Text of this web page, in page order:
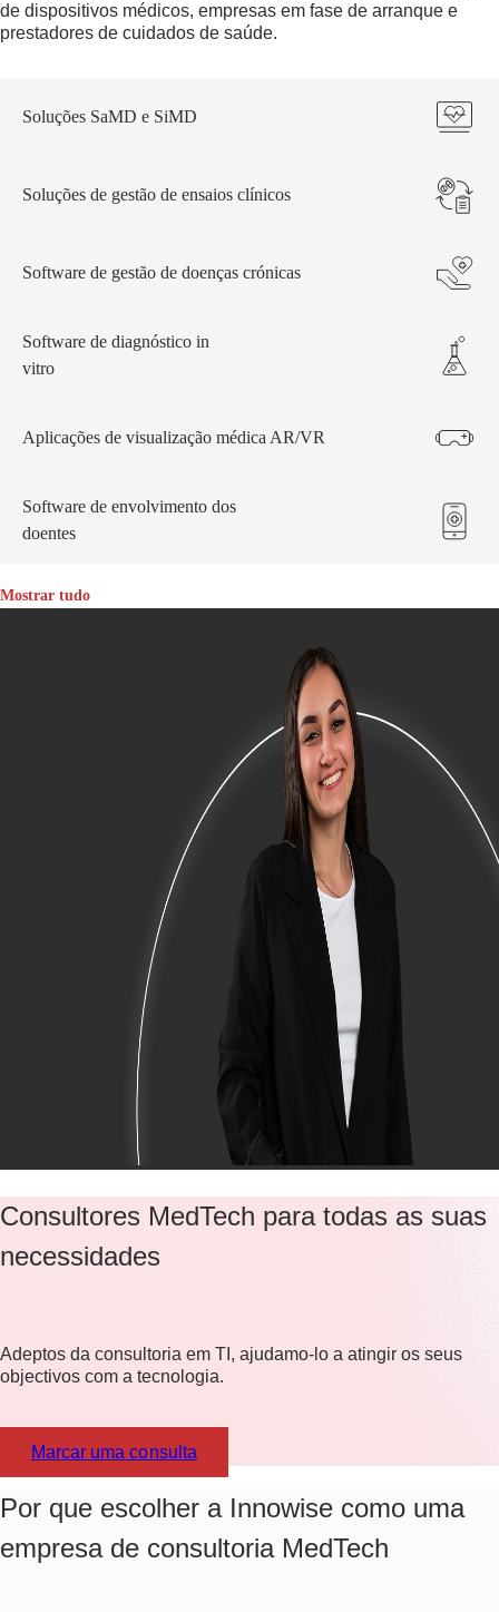
de dispositivos médicos, empresas em fase de arranque e
prestadores de cuidados de saúde.
Soluções SaMD e SiMD
Soluções de gestão de ensaios clínicos
Software de gestão de doenças crónicas
Software de diagnóstico in
vitro
Aplicações de visualização médica AR/VR
Software de envolvimento dos
doentes
Mostrar tudo
Consultores MedTech para todas as suas
necessidades
Adeptos da consultoria em TI, ajudamo-lo a atingir os seus
objectivos com a tecnologia.
Marcar uma consulta
Por que escolher a Innowise como uma
empresa de consultoria MedTech